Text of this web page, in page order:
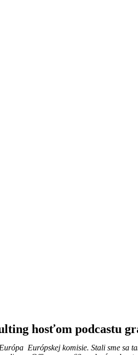
hosťom podcastu
Európskej komisie. Stali sme sa